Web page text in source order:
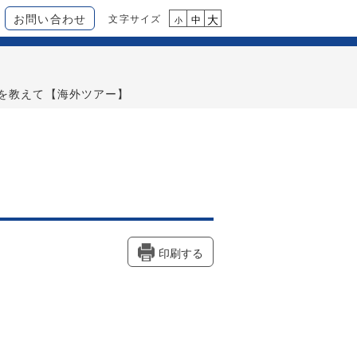
お問い合わせ 文字サイズ 小 中 大
教えて【海外ツアー】
印刷する